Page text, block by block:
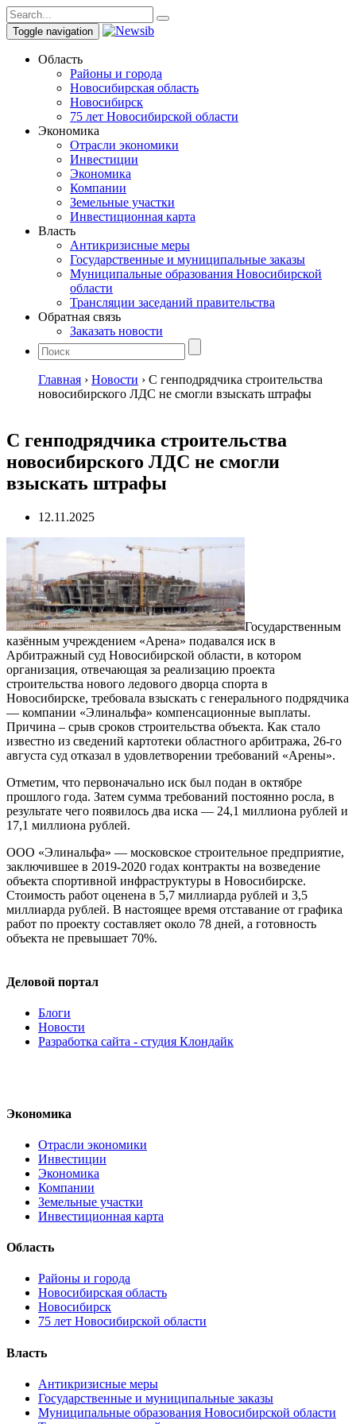
Toggle navigation
Область
Районы и города
Новосибирская область
Новосибирск
75 лет Новосибирской области
Экономика
Отрасли экономики
Инвестиции
Экономика
Компании
Земельные участки
Инвестиционная карта
Власть
Антикризисные меры
Государственные и муниципальные заказы
Муниципальные образования Новосибирской
области
Трансляции заседаний правительства
Обратная связь
Заказать новости
Главная › Новости › С генподрядчика строительства
новосибирского ЛДС не смогли взыскать штрафы
С генподрядчика строительства
новосибирского ЛДС не смогли
взыскать штрафы
12.11.2025
Государственным
казённым учреждением «Арена» подавался иск в
Арбитражный суд Новосибирской области, в котором
организация, отвечающая за реализацию проекта
строительства нового ледового дворца спорта в
Новосибирске, требовала взыскать с генерального подрядчика
— компании «Элинальфа» компенсационные выплаты.
Причина – срыв сроков строительства объекта. Как стало
известно из сведений картотеки областного арбитража, 26-го
августа суд отказал в удовлетворении требований «Арены».
Отметим, что первоначально иск был подан в октябре
прошлого года. Затем сумма требований постоянно росла, в
результате чего появилось два иска — 24,1 миллиона рублей и
17,1 миллиона рублей.
ООО «Элинальфа» — московское строительное предприятие,
заключившее в 2019-2020 годах контракты на возведение
объекта спортивной инфраструктуры в Новосибирске.
Стоимость работ оценена в 5,7 миллиарда рублей и 3,5
миллиарда рублей. В настоящее время отставание от графика
работ по проекту составляет около 78 дней, а готовность
объекта не превышает 70%.
Деловой портал
Блоги
Новости
Разработка сайта - студия Клондайк
Экономика
Отрасли экономики
Инвестиции
Экономика
Компании
Земельные участки
Инвестиционная карта
Область
Районы и города
Новосибирская область
Новосибирск
75 лет Новосибирской области
Власть
Антикризисные меры
Государственные и муниципальные заказы
Муниципальные образования Новосибирской области